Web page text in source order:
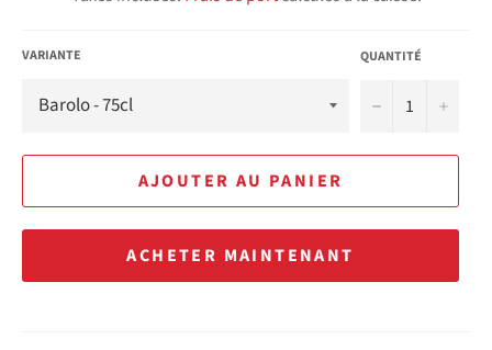
VARIANTE QUANTITÉ
− +
AJOUTER AU PANIER
ACHETER MAINTENANT